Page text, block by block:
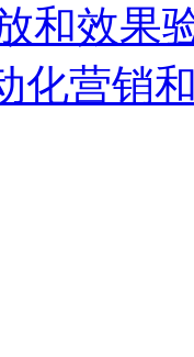
和效果
化营销